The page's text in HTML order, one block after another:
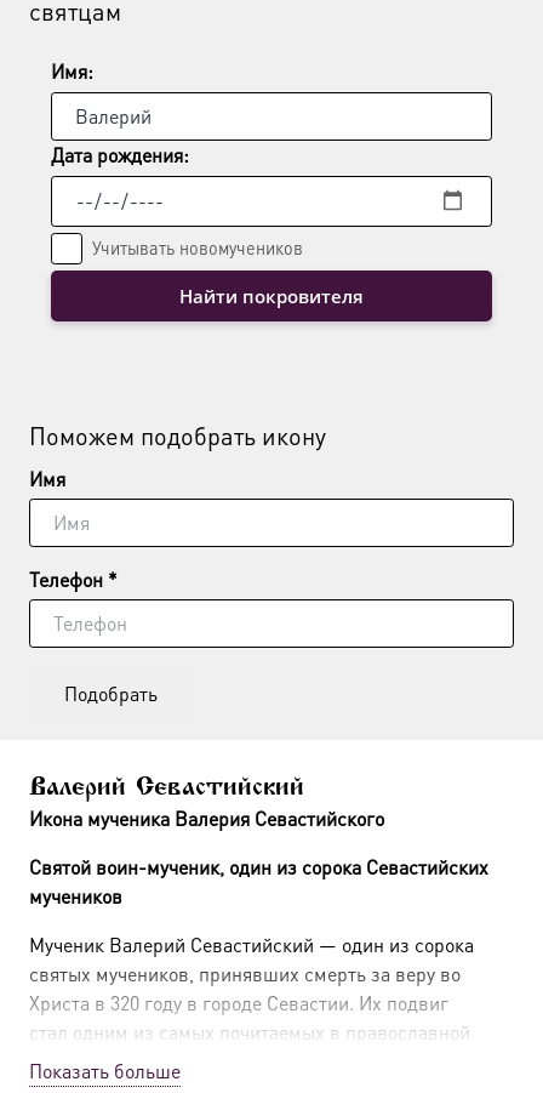
святцам
Имя:
Дата рождения:
Учитывать новомучеников
Найти покровителя
Поможем подобрать икону
Имя
Телефон *
Подобрать
Валерий Севастийский
Икона мученика Валерия Севастийского
Святой воин-мученик, один из сорока Севастийских
мучеников
Мученик Валерий Севастийский — один из сорока
святых мучеников, принявших смерть за веру во
Христа в 320 году в городе Севастии. Их подвиг
стал одним из самых почитаемых в православной
традиции, символизируя стойкость в вере и
Показать больше